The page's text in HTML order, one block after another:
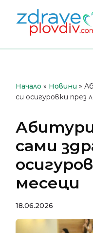
съдържанието
Начало » Новини »
си осигуровки
сами
месеци
18.06.2026